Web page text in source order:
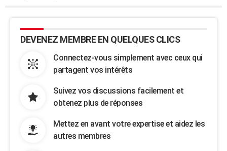
DEVENEZ MEMBRE EN QUELQUES CLICS
Connectez-vous simplement avec ceux qui
partagent vos intérêts
Suivez vos discussions facilement et
obtenez plus de réponses
Mettez en avant votre expertise et aidez les
autres membres